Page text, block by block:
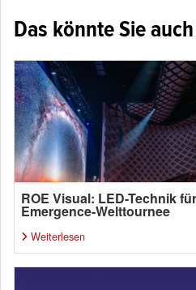
Das könnte Sie
ROE Visual: LED-Technik
Emergence-Welttournee
Weiterlesen